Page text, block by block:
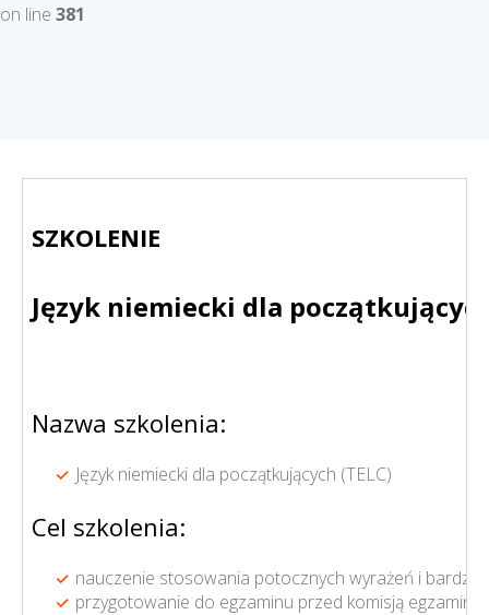
on line 381
SZKOLENIE
Język niemiecki dla
Nazwa szkolenia:
Język niemiecki dla początkujących (TELC)
Cel szkolenia:
nauczenie stosowania potocznych wyrażeń i
przygotowanie do egzaminu przed komisją